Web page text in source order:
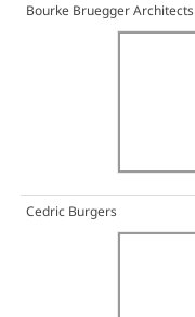
Bourke Bruegger Architects
Cedric Burgers